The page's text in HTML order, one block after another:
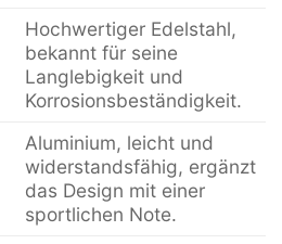
Hochwertiger Edelstahl,
bekannt für seine
Langlebigkeit und
Korrosionsbeständigkeit.
Aluminium, leicht und
widerstandsfähig, ergänzt
das Design mit einer
sportlichen Note.